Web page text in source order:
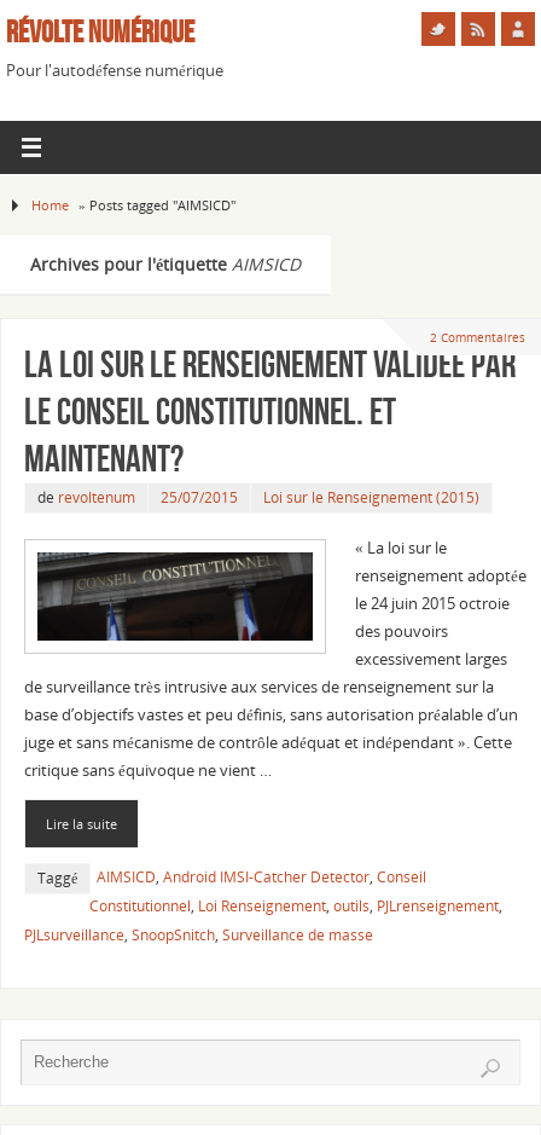
Révolte Numérique
Pour l'autodéfense numérique
Home » Posts tagged "AIMSICD"
Archives pour l'étiquette AIMSICD
2 Commentaires
La Loi sur le Renseignement validée par
le Conseil Constitutionnel. Et
maintenant?
de revoltenum 25/07/2015 Loi sur le Renseignement (2015)
« La loi sur le
renseignement adoptée
le 24 juin 2015 octroie
des pouvoirs
excessivement larges
de surveillance très intrusive aux services de renseignement sur la
base d’objectifs vastes et peu définis, sans autorisation préalable d’un
juge et sans mécanisme de contrôle adéquat et indépendant ». Cette
critique sans équivoque ne vient …
Lire la suite
Taggé AIMSICD, Android IMSI-Catcher Detector, Conseil
Constitutionnel, Loi Renseignement, outils, PJLrenseignement,
PJLsurveillance, SnoopSnitch, Surveillance de masse